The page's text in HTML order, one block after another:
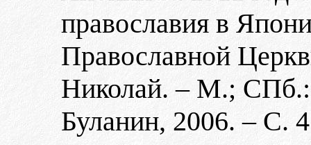
православия в
Православной
Николай. – М.;
Буланин, 2006. – С.